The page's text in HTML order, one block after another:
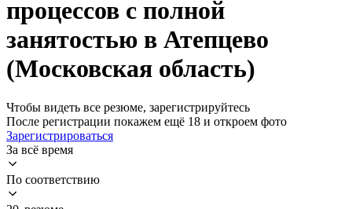
процессов с полной
занятостью в Атепцево
(Московская область)
Чтобы видеть все резюме, зарегистрируйтесь
После регистрации покажем ещё 18 и откроем фото
Зарегистрироваться
За всё время
По соответствию